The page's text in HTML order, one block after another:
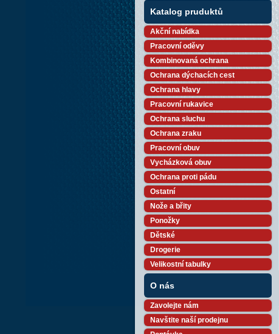
Katalog pruduktů
Akční nabídka
Pracovní oděvy
Kombinovaná ochrana
Ochrana dýchacích cest
Ochrana hlavy
Pracovní rukavice
Ochrana sluchu
Ochrana zraku
Pracovní obuv
Vycházková obuv
Ochrana proti pádu
Ostatní
Nože a břity
Ponožky
Dětské
Drogerie
Velikostní tabulky
O nás
Zavolejte nám
Navštite naší prodejnu